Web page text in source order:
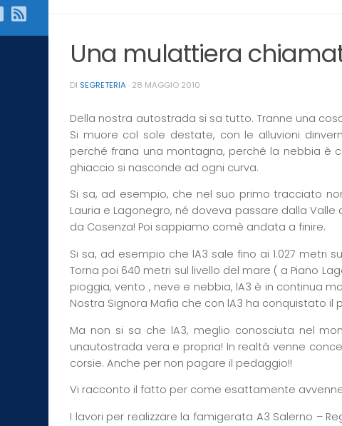
Una mulattiera
DI SEGRETERIA · 28 MAGGIO 2010
Della nostra autostrada si sa tutto. Tranne una
Si muore col sole destate, con le alluvioni
perché frana una montagna, perché la nebbia è
ghiaccio si nasconde ad ogni curva.
Si sa, ad esempio, che nel suo primo tracciato
Lauria e Lagonegro, né doveva passare dalla
da Cosenza! Poi sappiamo comè andata a finire.
Si sa, ad esempio che lA3 sale fino ai 1.027 metri
Torna poi 640 metri sul livello del mare ( a Piano
pioggia, vento , neve e nebbia, lA3 è in continua
Nostra Signora Mafia che con lA3 ha conquistato
Ma non si sa che lA3, meglio conosciuta nel
unautostrada vera e propria! In realtà venne
corsie. Anche per non pagare il pedaggio!!
Vi racconto il fatto per come esattamente
I lavori per realizzare la famigerata A3 Salerno –